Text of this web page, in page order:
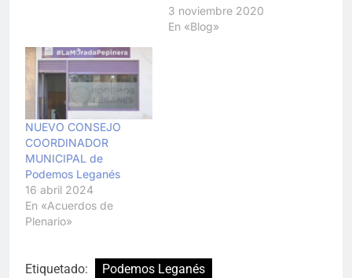
3 noviembre 2020
En «Blog»
NUEVO CONSEJO
COORDINADOR
MUNICIPAL de
Podemos Leganés
16 abril 2024
En «Acuerdos de
Plenario»
Etiquetado:
Podemos Leganés